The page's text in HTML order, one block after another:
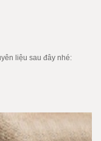
liệu sau đây nhé: